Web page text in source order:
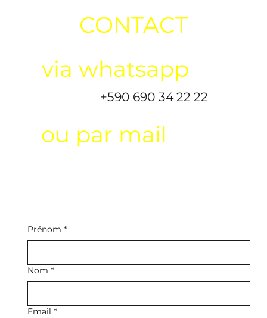
Prénom *
Nom *
Email *
CONTACT
via whatsapp
+590 690 34 22 22
ou par mail